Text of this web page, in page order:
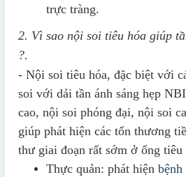
trực tràng.
2. Vì sao nội soi tiêu hóa giúp
?.
- Nội soi tiêu hóa, đặc biệt với
soi với dải tần ánh sáng hẹp
cao, nội soi phóng đại, nội soi
giúp phát hiện các tổn thương
thư giai đoạn rất sớm ở ống tiêu
Thực quản: phát hiện